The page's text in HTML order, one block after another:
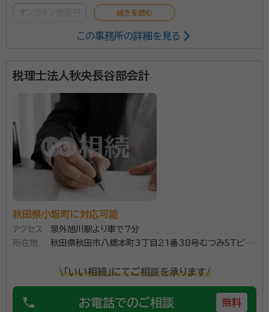
6,072件。2013年から累計で26,000件以上の相続
税申告をお手伝いしています。 初めての相続で不安を
感じている方でも安心して相談できるよう、親身なサポ
ートを心がけ、一人ひとり適切なサービスを提供するた
めに、小さなお悩みやご事情まできめ細かく配慮してい
ます。
この事務所の詳細を見る
税理士法人秋央長谷部会計
秋田県小坂町に対応可能
アクセス
泉外旭川駅より車で7分
所在地
秋田県秋田市八橋本町3丁目21番38号むつみSTビル
\「いい相続」にてご相談を承ります/
phone お電話でのご相談 無料